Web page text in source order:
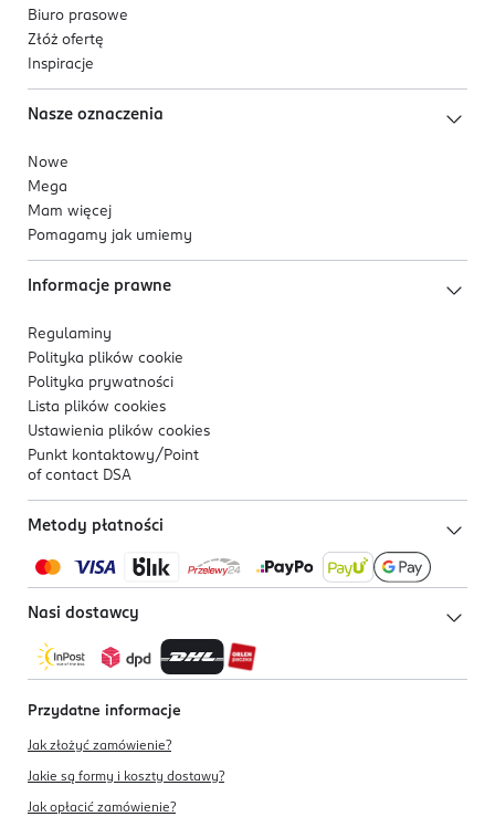
Biuro prasowe
Złóż ofertę
Inspiracje
Nasze oznaczenia
Nowe
Mega
Mam więcej
Pomagamy jak umiemy
Informacje prawne
Regulaminy
Polityka plików cookie
Polityka prywatności
Lista plików cookies
Ustawienia plików cookies
Punkt kontaktowy/ Point
of contact DSA
Metody płatności
Nasi dostawcy
Przydatne informacje
Jak złożyć zamówienie?
Jakie są formy i koszty dostawy?
Jak opłacić zamówienie?